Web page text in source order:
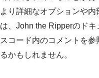
より詳細なオプションや内
は、John the Ripperのドキ
スコード内のコメントを参
るかもしれません。